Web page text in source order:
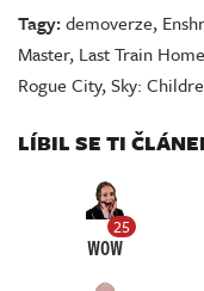
Tagy:demoverze,
Master, Last Train Home
Rogue City,Sky:
LÍBIL SE TI
25
WOW